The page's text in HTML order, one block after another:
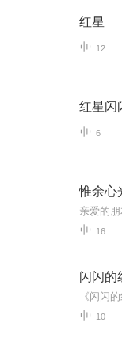
红星
12
红星闪
6
惟余心
16
闪闪的
10